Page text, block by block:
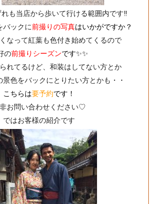
も当店から歩いて行ける範囲内です‼️
バックに前撮りの写真はいかがですか？
なって紅葉も色付き始めてくるので
の前撮りシーズンです✨✨
れてるけど、和装はしてない方とか
景色をバックにとりたい方とかも・・
こちらは要予約です！
お問い合わせください♡
ではお客様の紹介です